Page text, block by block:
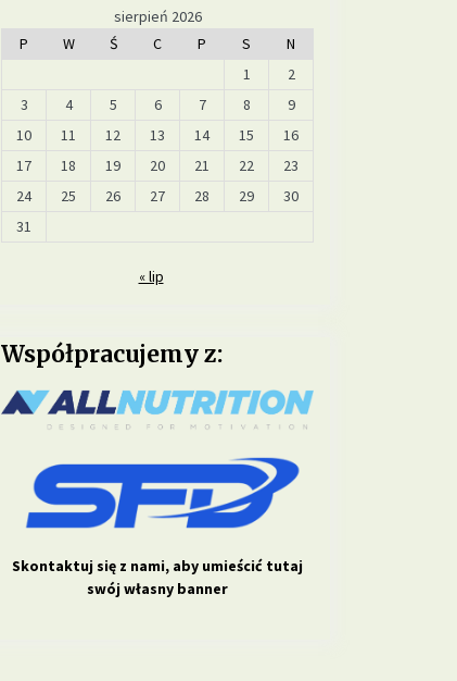
12 miesięcy ago
sierpień 2026
P
W Ś C P S
N
1
2
3
4 5 6 7 8
9
10
11 12 13 14 15
16
17
18 19 20 21 22
23
24
25 26 27 28 29
30
31
« lip
Współpracujemy z:
Skontaktuj się z nami, aby umieścić tutaj
swój własny banner